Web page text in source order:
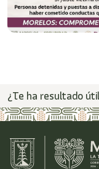
¿Te ha resultado